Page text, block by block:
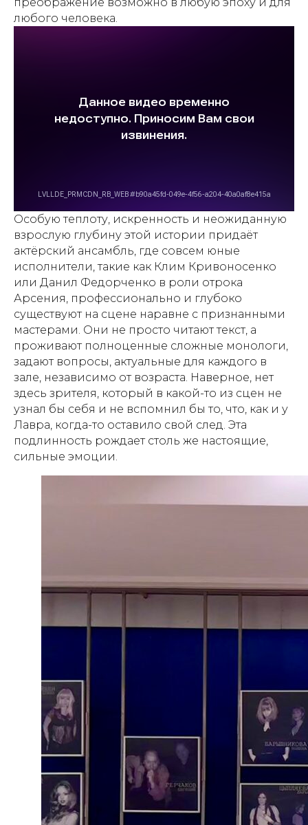
любого человека.
Особую теплоту, искренность и неожиданную
взрослую глубину этой истории придаёт
актёрский ансамбль, где совсем юные
исполнители, такие как Клим Кривоносенко
или Данил Федорченко в роли отрока
Арсения, профессионально и глубоко
существуют на сцене наравне с признанными
мастерами. Они не просто читают текст, а
проживают полноценные сложные монологи,
задают вопросы, актуальные для каждого в
зале, независимо от возраста. Наверное, нет
здесь зрителя, который в какой-то из сцен не
узнал бы себя и не вспомнил бы то, что, как и у
Лавра, когда-то оставило свой след. Эта
подлинность рождает столь же настоящие,
сильные эмоции.